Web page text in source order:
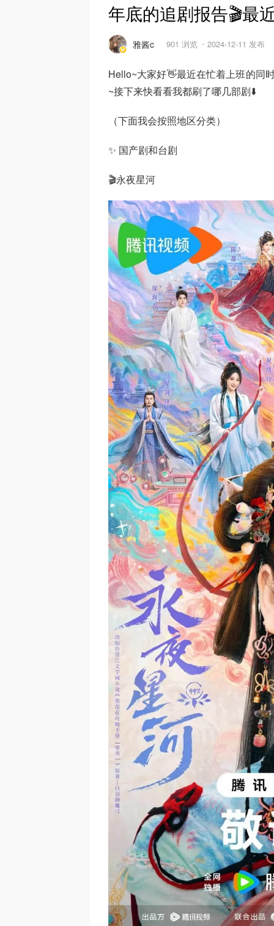
年底的追剧报告🎬最
雅酱c 901 浏览 2024-12-11 发布
Hello~大家好👋最近在忙着上班的同
~接下来快看看我都刷了哪几部剧⬇️
（下面我会按照地区分类）
✨ 国产剧和台剧
🎬永夜星河